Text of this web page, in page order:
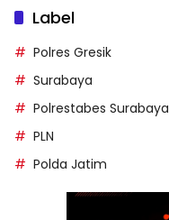
Label
Polres Gresik
Surabaya
Polrestabes Surabaya
PLN
Polda Jatim